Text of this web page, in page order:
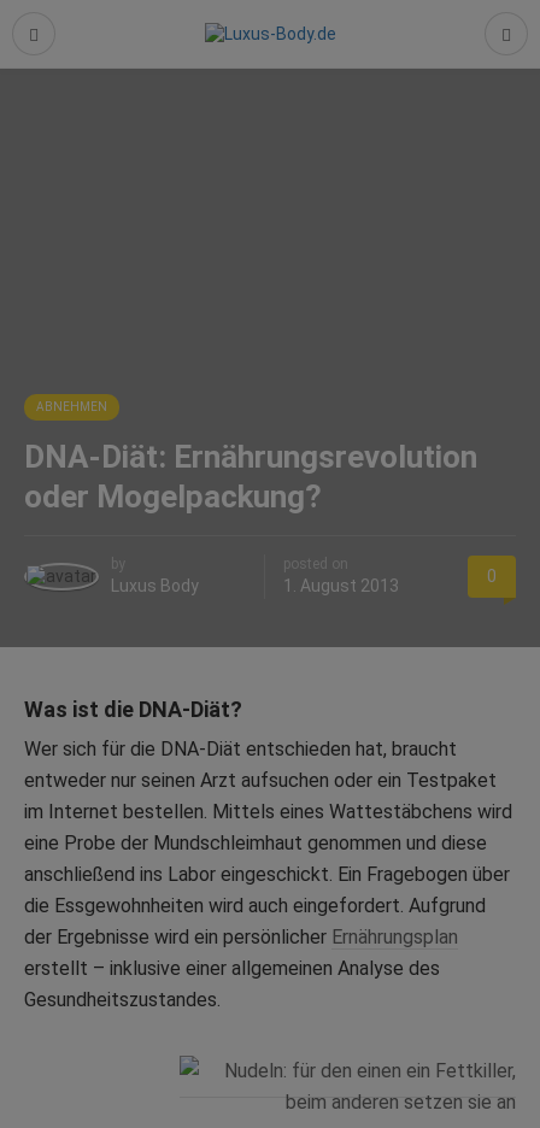
ABNEHMEN
DNA-Diät: Ernährungsrevolution
oder Mogelpackung?
by
Luxus Body
posted on
1. August 2013 0
Was ist die DNA-Diät?
Wer sich für die DNA-Diät entschieden hat, braucht
entweder nur seinen Arzt aufsuchen oder ein Testpaket
im Internet bestellen. Mittels eines Wattestäbchens wird
eine Probe der Mundschleimhaut genommen und diese
anschließend ins Labor eingeschickt. Ein Fragebogen über
die Essgewohnheiten wird auch eingefordert. Aufgrund
der Ergebnisse wird ein persönlicher Ernährungsplan
erstellt – inklusive einer allgemeinen Analyse des
Gesundheitszustandes.